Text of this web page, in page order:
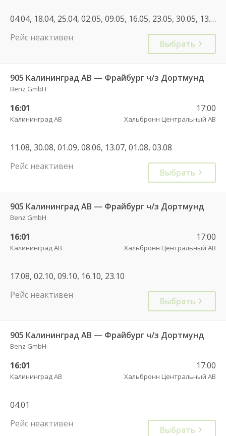
04.04, 18.04, 25.04, 02.05, 09.05, 16.05, 23.05, 30.05, 13.06, 23.06, 30.06, 04.07, 11.07, 14.07, 28.07, 08.08, 15.08, 22.08, 06.09, 17.10, 02.05, 11.07, 18.07, 20.07, 24.07, 07.08
Рейс неактивен
Выбрать
905 Калининград АВ — Фрайбург ч/з Дортмунд
Benz GmbH
16:01
Калининград АВ
17:00
Хальбронн Центральный АВ
11.08, 30.08, 01.09, 08.06, 13.07, 01.08, 03.08
Рейс неактивен
Выбрать
905 Калининград АВ — Фрайбург ч/з Дортмунд
Benz GmbH
16:01
Калининград АВ
17:00
Хальбронн Центральный АВ
17.08, 02.10, 09.10, 16.10, 23.10
Рейс неактивен
Выбрать
905 Калининград АВ — Фрайбург ч/з Дортмунд
Benz GmbH
16:01
Калининград АВ
17:00
Хальбронн Центральный АВ
04.01
Рейс неактивен
Выбрать